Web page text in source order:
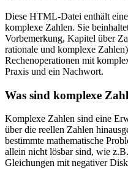
Diese HTML-Datei enthält
komplexe Zahlen. Sie
Vorbemerkung, Kapitel über
rationale und komplexe
Rechenoperationen mit
Praxis und ein Nachwort.
Was sind komplexe
Komplexe Zahlen sind eine
über die reellen Zahlen
bestimmte mathematische
allein nicht lösbar sind, wie
Gleichungen mit negativer